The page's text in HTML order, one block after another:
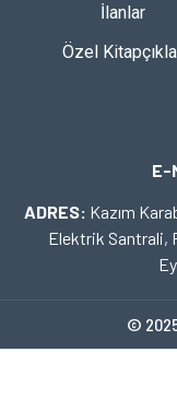
İlanlar
Özel
E-
ADRES: Kazım
Elektrik Santrali,
©